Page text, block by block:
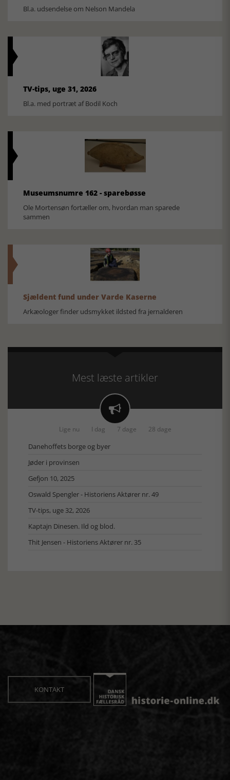
Bl.a. udsendelse om Nelson Mandela
TV-tips, uge 31, 2026
Bl.a. med portræt af Bodil Koch
Museumsnumre 162 - sparebøsse
Ole Mortensøn fortæller om, hvordan man sparede
sammen
Sjældent fund under Varde Kaserne
Arkæologer finder udsmykket ildsted fra jernalderen
Mest læste artikler

Lige nu I dag 7 dage 28 dage
Danehoffets borge og byer
Jøder i provinsen
Gefjon 10, 2025
Oswald Spengler - Historiens Aktører nr. 49
TV-tips, uge 32, 2026
Kaptajn Dinesen. Ild og blod.
Thit Jensen - Historiens Aktører nr. 35
KONTAKT